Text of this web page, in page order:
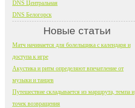
DNS Центральная
DNS Белогорск
Новые статьи
Матч начинается для болельщика с календаря и
доступа к игре
Акустика и ритм определяют впечатление от
музыки и танцев
Путешествие складывается из маршрута, темпа и
точек возвращения